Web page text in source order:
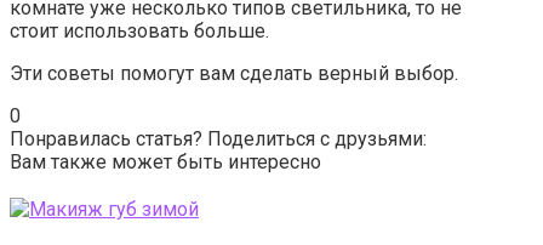
комнате уже несколько типов светильника, то не
стоит использовать больше.
Эти советы помогут вам сделать верный выбор.
0
Понравилась статья? Поделиться с друзьями:
Вам также может быть интересно